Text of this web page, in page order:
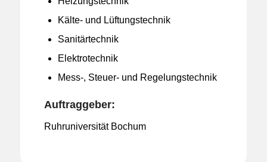
Kälte- und Lüftungstechnik
Sanitärtechnik
Elektrotechnik
Mess-, Steuer- und Regelungstechnik
Auftraggeber:
Ruhruniversität Bochum